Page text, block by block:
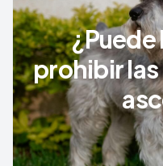
¿Puede
prohibir las